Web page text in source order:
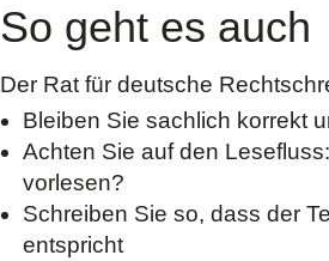
So geht es auch
Der Rat für deutsche
Bleiben Sie sachlich korrekt
Achten Sie auf den
vorlesen?
Schreiben Sie so, dass der
entspricht